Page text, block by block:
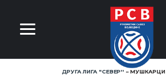
ДРУГА ЛИГА ''СЕВЕР'' МУШКАРЦИ